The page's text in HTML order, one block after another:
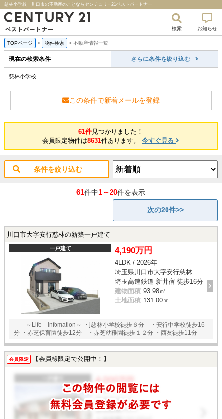
慈林小学校｜川口市の不動産のことならセンチュリー21ベストパートナー
検索 お知らせ
TOPページ > 物件検索 > 不動産情報一覧
現在の検索条件 さらに条件を絞り込む
慈林小学校
この条件で新着メールを登録
61件見つかりました！
会員限定物件は8631件あります。今すぐ見る
条件を絞り込む
61件中1～20件を表示
次の20件>>
川口市大字安行慈林の新築一戸建て
一戸建て 4,190万円
4LDK / 2026年
埼玉県川口市大字安行慈林
埼玉高速鉄道 新井宿 徒歩16分
建物面積 93.98㎡
土地面積 131.00㎡
～Life infomation～ ・j慈林小学校徒歩６分 ・安行中学校徒歩16
分 ・赤芝保育園徒歩12分 ・赤芝幼稚園徒歩１２分 ・西友徒歩11分
会員限定 【会員様限定で公開中！】